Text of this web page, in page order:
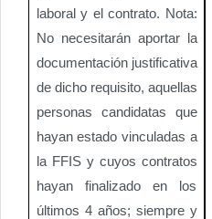
laboral y el contrato. Nota:
No necesitarán aportar la
documentación justificativa
de dicho requisito, aquellas
personas candidatas que
hayan estado vinculadas a
la FFIS y cuyos contratos
hayan finalizado en los
últimos 4 años; siempre y